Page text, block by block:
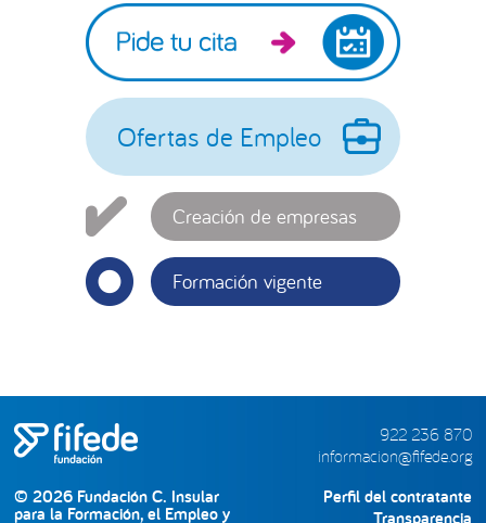
Barra
lateral
principal
Ofertas de Empleo
Creación de empresas
Formación vigente
© 2026 Fundación C. Insular
para la Formación, el Empleo y
922 236 870
informacion@fifede.org
Perfil del contratante
Transparencia